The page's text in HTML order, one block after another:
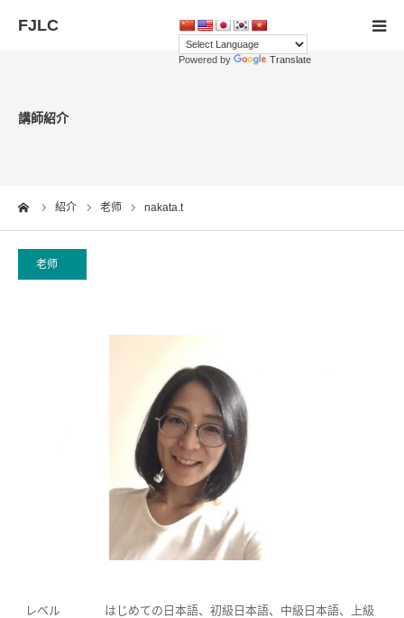
Powered by Translate
講師紹介
紹介 老师 nakata.t
老师
レベル
はじめての日本語、初級日本語、中級日本語、上級
会员注册
联系我们
语言